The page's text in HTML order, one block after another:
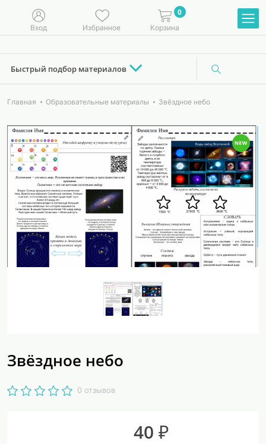
Вход Избранное
0
Корзина
Быстрый подбор материалов
Главная Образовательные материалы Звёздное небо
Звёздное небо
0 отзывов
40 ₽